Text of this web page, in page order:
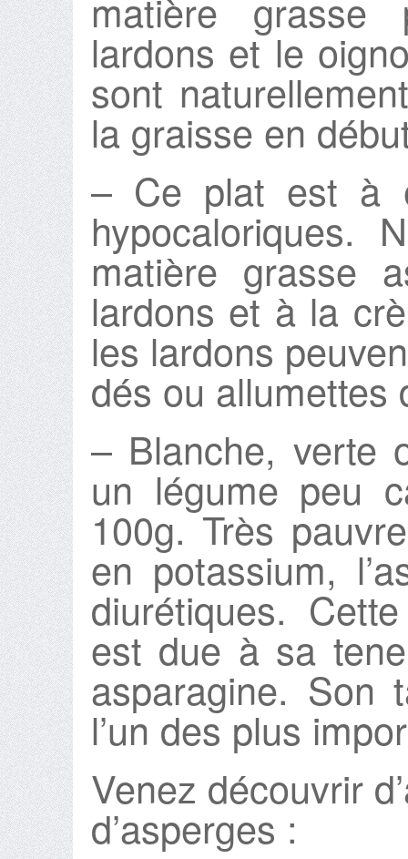
matière
lardons et le
sont
la graisse en
– Ce plat est à
hypocaloriques.
matière grasse
lardons et à la
les lardons
dés ou allumettes
– Blanche, verte
un légume peu
100g. Très
en potassium,
diurétiques.
est due à sa
asparagine. Son
l’un des plus
Venez découvrir
d’asperges :